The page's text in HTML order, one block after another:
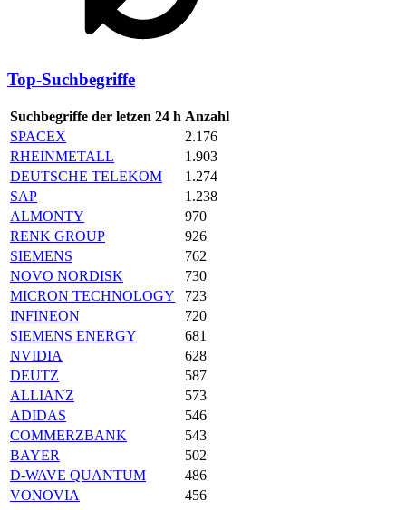
Top-Suchbegriffe
Suchbegriffe der letzen 24 h Anzahl
SPACEX
2.176
RHEINMETALL
1.903
DEUTSCHE TELEKOM
1.274
SAP
1.238
ALMONTY
970
RENK GROUP
926
SIEMENS
762
NOVO NORDISK
730
MICRON TECHNOLOGY
723
INFINEON
720
SIEMENS ENERGY
681
NVIDIA
628
DEUTZ
587
ALLIANZ
573
ADIDAS
546
COMMERZBANK
543
BAYER
502
D-WAVE QUANTUM
486
VONOVIA
456